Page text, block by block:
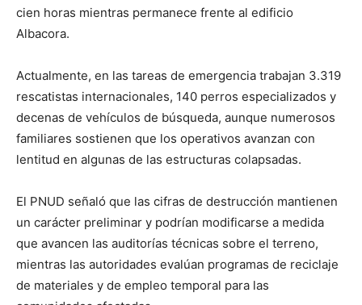
cien horas mientras permanece frente al edificio
Albacora.
Actualmente, en las tareas de emergencia trabajan 3.319
rescatistas internacionales, 140 perros especializados y
decenas de vehículos de búsqueda, aunque numerosos
familiares sostienen que los operativos avanzan con
lentitud en algunas de las estructuras colapsadas.
El PNUD señaló que las cifras de destrucción mantienen
un carácter preliminar y podrían modificarse a medida
que avancen las auditorías técnicas sobre el terreno,
mientras las autoridades evalúan programas de reciclaje
de materiales y de empleo temporal para las